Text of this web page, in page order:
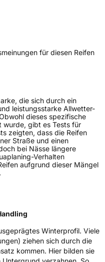
für diesen Reifen
die sich durch ein
leistungsstarke Allwetter-
dieses spezifische
wurde, gibt es Tests für
zeigten, dass die Reifen
Straße und einen
bei Nässe längere
Verhalten
aufgrund dieser Mängel
Winterprofil. Viele
ziehen sich durch die
kommen. Hier bilden sie